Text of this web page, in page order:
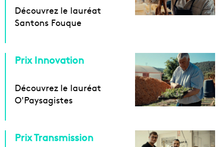
Découvrez le lauréat
Santons Fouque
Prix Innovation
Découvrez le lauréat
O'Paysagistes
Prix Transmission